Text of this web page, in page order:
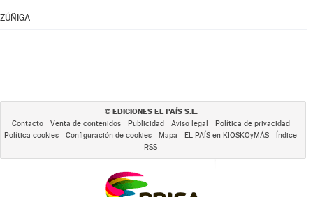
ZÚÑIGA
© EDICIONES EL PAÍS S.L.
Contacto Venta de contenidos Publicidad Aviso legal
Política de privacidad
Política cookies
Configuración de cookies Mapa EL PAÍS en KIOSKOyMÁS
Índice
RSS